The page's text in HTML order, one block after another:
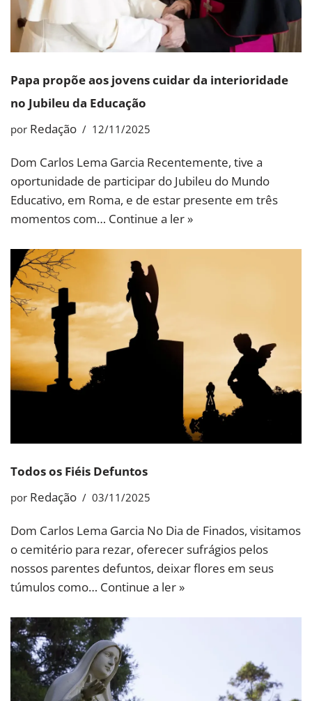
Papa propõe aos jovens cuidar da interioridade
no Jubileu da Educação
por Redação 12/11/2025
Dom Carlos Lema Garcia Recentemente, tive a
oportunidade de participar do Jubileu do Mundo
Educativo, em Roma, e de estar presente em três
momentos com… Continue a ler »
Todos os Fiéis Defuntos
por Redação 03/11/2025
Dom Carlos Lema Garcia No Dia de Finados, visitamos
o cemitério para rezar, oferecer sufrágios pelos
nossos parentes defuntos, deixar flores em seus
túmulos como… Continue a ler »